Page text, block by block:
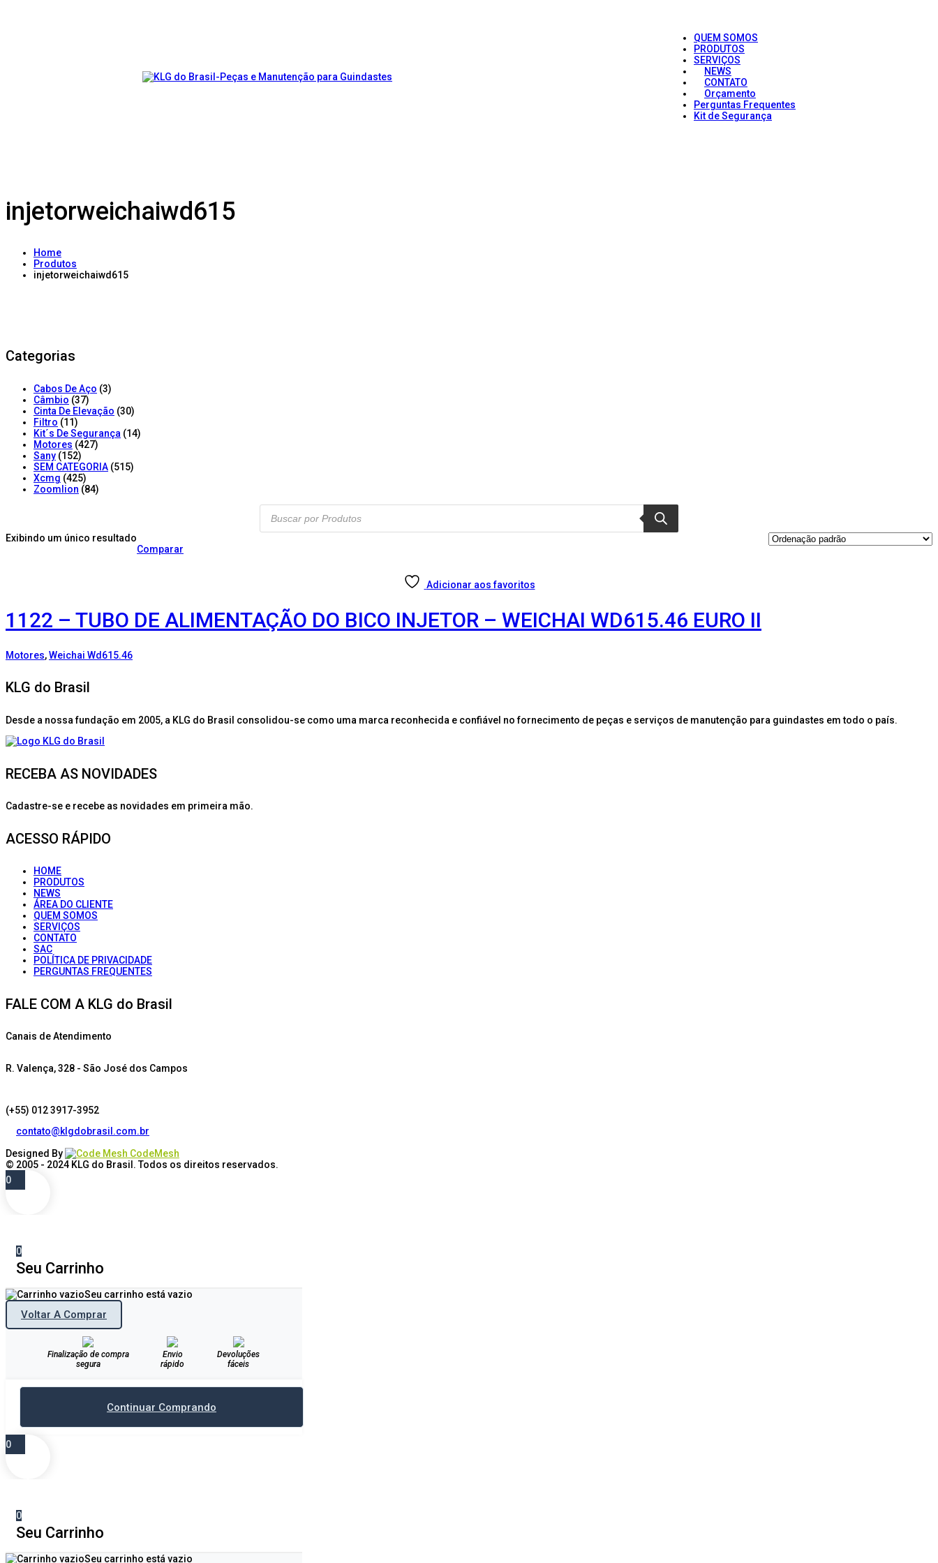
QUEM SOMOS
PRODUTOS
SERVIÇOS
NEWS
CONTATO
Orçamento
Perguntas Frequentes
Kit de Segurança
injetorweichaiwd615
Home
Produtos
injetorweichaiwd615
Categorias
Cabos De Aço (3)
Câmbio (37)
Cinta De Elevação (30)
Filtro (11)
Kit´s De Segurança (14)
Motores (427)
Sany (152)
SEM CATEGORIA (515)
Xcmg (425)
Zoomlion (84)
Products
search
Exibindo um único resultado
Comparar
Adicionar aos favoritos
1122 – TUBO DE ALIMENTAÇÃO DO BICO INJETOR – WEICHAI WD615.46 EURO II
Motores,Weichai Wd615.46
KLG do Brasil
Desde a nossa fundação em 2005, a KLG do Brasil consolidou-se como uma marca reconhecida e confiável no fornecimento de peças e serviços de manutenção para guindastes em todo o país.
RECEBA AS NOVIDADES
Cadastre-se e recebe as novidades em primeira mão.
ACESSO RÁPIDO
HOME
PRODUTOS
NEWS
ÁREA DO CLIENTE
QUEM SOMOS
SERVIÇOS
CONTATO
SAC
POLÍTICA DE PRIVACIDADE
PERGUNTAS FREQUENTES
FALE COM A KLG do Brasil
Canais de Atendimento
R. Valença, 328 - São José dos Campos
(+55) 012 3917-3952
contato@klgdobrasil.com.br
Designed By
CodeMesh
© 2005 - 2024 KLG do Brasil . Todos os direitos reservados.
0
0
Seu Carrinho
Seu carrinho está vazio
Voltar A Comprar
Finalização de compra
segura
Envio
rápido
Devoluções
fáceis
Continuar Comprando
0
0
Seu Carrinho
Seu carrinho está vazio